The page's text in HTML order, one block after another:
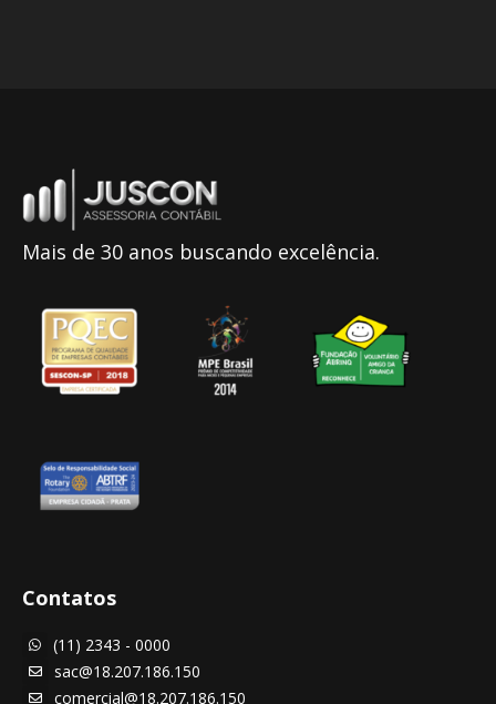
Mais de 30 anos buscando excelência.
Contatos
 (11) 2343 - 0000
 sac@18.207.186.150
 comercial@18.207.186.150